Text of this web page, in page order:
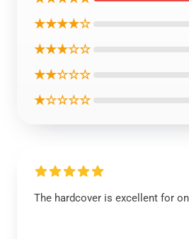
★★★★☆
★★★☆☆
★★☆☆☆
★☆☆☆☆
The hardcover is excellent for